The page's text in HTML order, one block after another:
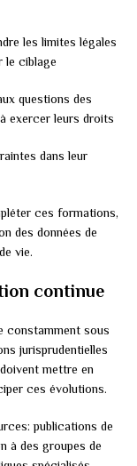
les limites légales
le ciblage
questions des
exercer leurs droits
dans leur
ces formations,
des données de
vie.
continue
constamment sous
jurisprudentielles
mettre en
ces évolutions.
publications de
à des groupes de